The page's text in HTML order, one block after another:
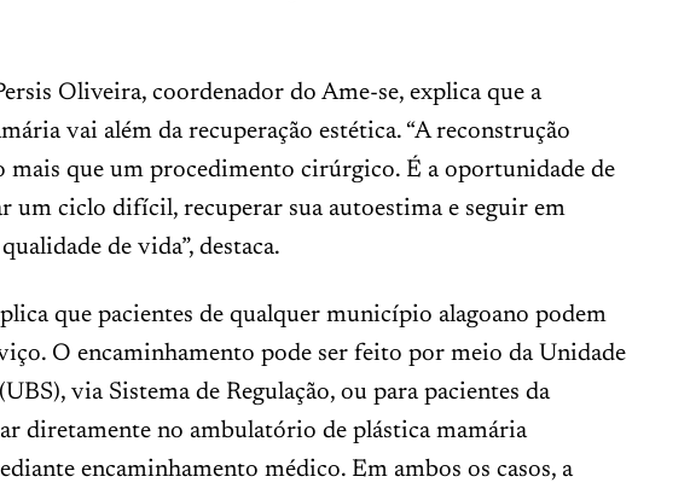
Oliveira, coordenador do Ame-se, explica que a
vai além da recuperação estética. “A reconstrução
mais que um procedimento cirúrgico. É a oportunidade de
um ciclo difícil, recuperar sua autoestima e seguir em
de vida”, destaca.
que pacientes de qualquer município alagoano podem
O encaminhamento pode ser feito por meio da Unidade
via Sistema de Regulação, ou para pacientes da
diretamente no ambulatório de plástica mamária
encaminhamento médico. Em ambos os casos, a